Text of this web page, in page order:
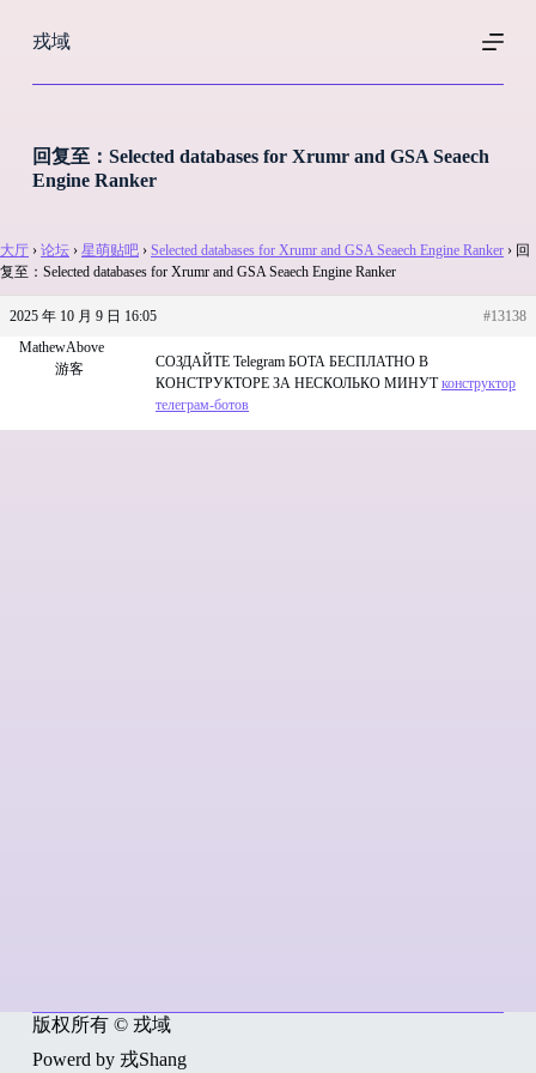
过
戎域
回复至：Selected databases for Xrumr and GSA Seaech
Engine Ranker
大厅 › 论坛 › 星萌贴吧 › Selected databases for Xrumr and GSA Seaech Engine Ranker › 回
复至：Selected databases for Xrumr and GSA Seaech Engine Ranker
2025 年 10 月 9 日 16:05
#13138
MathewAbove
游客
СОЗДАЙТЕ Telegram БОТА БЕСПЛАТНО В
КОНСТРУКТОРЕ ЗА НЕСКОЛЬКО МИНУТконструктор
телеграм-ботов
版权所有 © 戎域
Powerd by 戎Shang